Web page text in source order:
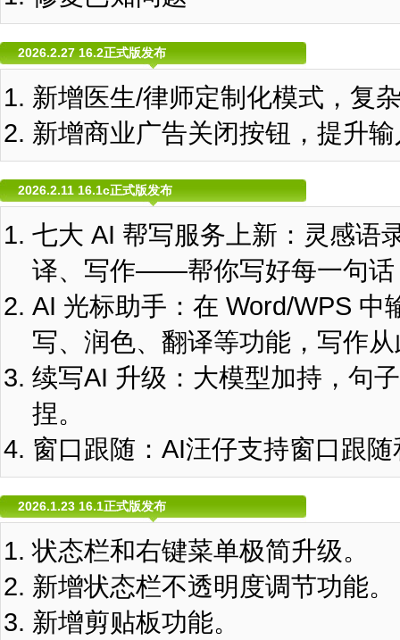
2026.2.27 16.2正式版发布
新增医生/律师定制化模式，复
新增商业广告关闭按钮，提升
2026.2.11 16.1c正式版发布
七大 AI 帮写服务上新：灵感语
译、写作——帮你写好每一句话
AI 光标助手：在 Word/WPS
写、润色、翻译等功能，写作
续写AI 升级：大模型加持，句
捏。
窗口跟随：AI汪仔支持窗口跟
2026.1.23 16.1正式版发布
状态栏和右键菜单极简升级。
新增状态栏不透明度调节功能。
新增剪贴板功能。